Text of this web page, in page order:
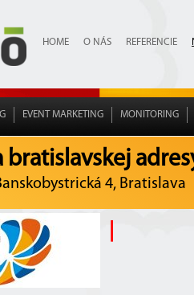
HOME O NÁS REFERENCIE
EVENT MARKETING MONITORING
bratislavskej
4, Bratislava